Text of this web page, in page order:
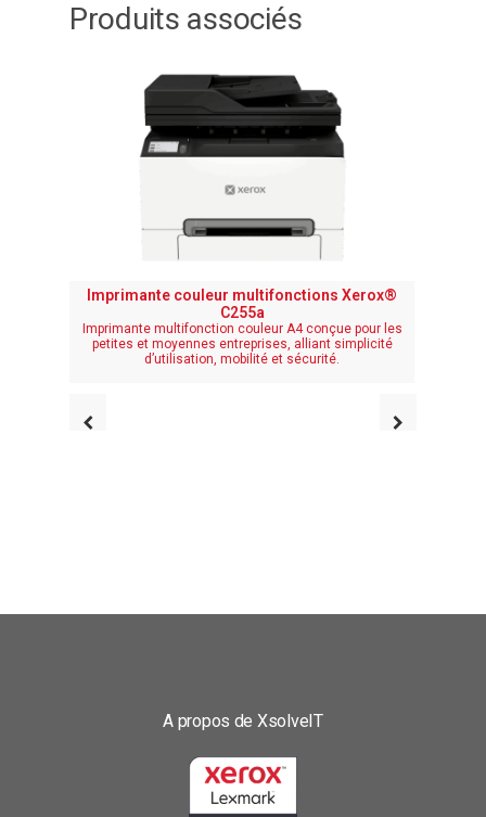
Produits associés
Imprimante couleur multifonctions Xerox®
C255a
Imprimante multifonction couleur A4 conçue pour les
petites et moyennes entreprises, alliant simplicité
d’utilisation, mobilité et sécurité.
A propos de XsolveIT